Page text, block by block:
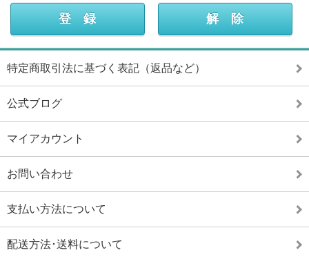
特定商取引法に基づく表記（返品など）
公式ブログ
マイアカウント
お問い合わせ
支払い方法について
配送方法･送料について